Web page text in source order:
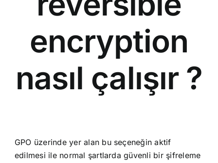
encryption
nasıl çalışır ?
GPO üzerinde yer alan bu seçeneğin aktif
edilmesi ile normal şartlarda güvenli bir şifreleme